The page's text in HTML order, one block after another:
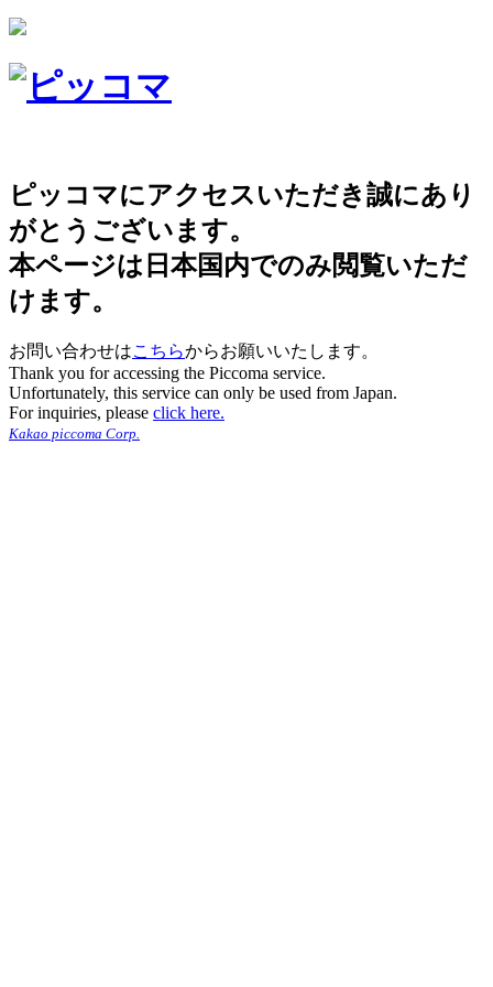
ピッコマにアクセスいただき誠にあり
がとうございます。
本ページは日本国内でのみ閲覧いただ
けます。
お問い合わせはこちらからお願いいたします。
Thank you for accessing the Piccoma service.
Unfortunately, this service can only be used from Japan.
For inquiries, please click here.
Kakao piccoma Corp.